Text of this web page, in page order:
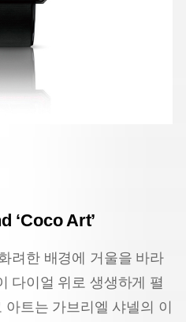
‘Coco Art’
려한 배경에 거울을 바라
다이얼 위로 생생하게 펼
아트는 가브리엘 샤넬의 이